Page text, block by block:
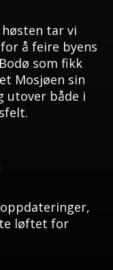
tar vi
å feire byens
som fikk
Mosjøen sin
utover både i
løftet for